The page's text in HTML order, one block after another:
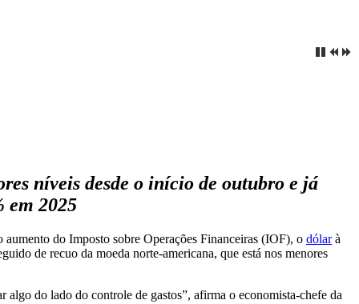
níveis desde o início de outubro e já
em 2025
do Imposto sobre Operações Financeiras (IOF), o dólarà
de recuo da moeda norte-americana, que está nos menores
algo do lado do controle de gastos”, afirma o economista-chefe da